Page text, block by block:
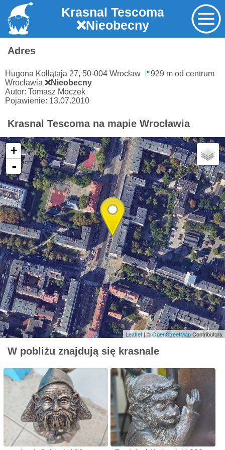
Krasnal Tescoma
❌Nieobecny
Adres
Hugona Kołłątaja 27, 50-004 Wrocław 🚩929 m od centrum
Wrocławia ❌Nieobecny
Autor: Tomasz Moczek
Pojawienie: 13.07.2010
Krasnal Tescoma na mapie Wrocławia
+
-
Leaflet| ©OpenStreetMapContributors
W pobliżu znajdują się krasnale